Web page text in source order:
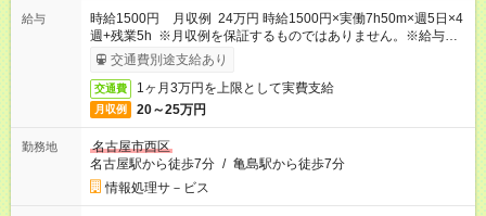
給与
時給1500円 月収例 24万円 時給1500円×実働7h50m×週5日×4
週+残業5h ※月収例を保証するものではありません。※給与即受
取りサービス利用可（利用条件有）
交通費別途支給あり
交通費 1ヶ月3万円を上限として実費支給
月収例 20～25万円
勤務地
名古屋市西区
名古屋駅から徒歩7分 / 亀島駅から徒歩7分
情報処理サ－ビス